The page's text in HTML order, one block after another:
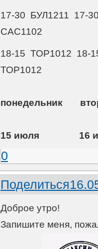
17-30 БУЛ1211 17-
САС1102
18-15 ТОР1012 18-
ТОР1012
15 июля 16
0
Поделиться
Доброе утро!
Запишите меня,